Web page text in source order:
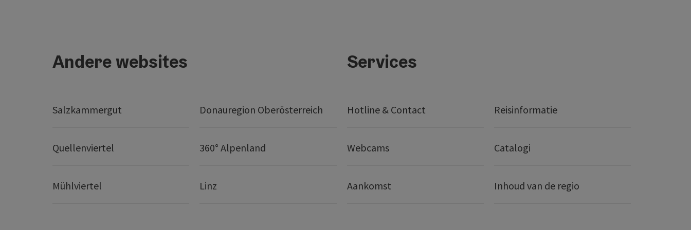
Andere websites
Salzkammergut Donauregion Oberösterreich
Quellenviertel 360° Alpenland
Mühlviertel Linz
Services
Hotline & Contact Reisinformatie
Webcams Catalogi
Aankomst Inhoud van de regio